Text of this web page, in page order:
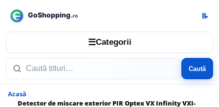
☰Categorii
Caută
📝
Acasă
Detector de miscare exterior PIR Optex VX Infinity VXI-